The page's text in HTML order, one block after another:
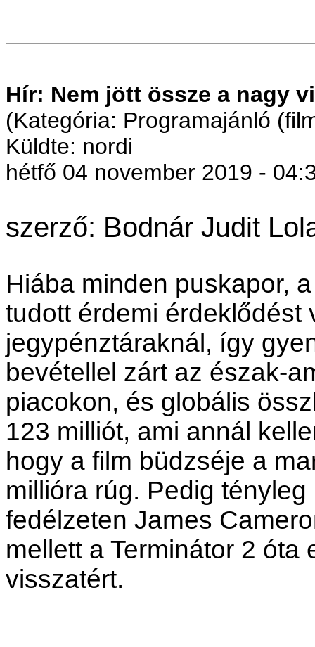
Hír: Nem jött össze a nagy
(Kategória: Programajánló
Küldte: nordi
hétfő 04 november 2019 -
szerző: Bodnár Judit
Hiába minden puskapor,
tudott érdemi érdeklődést
jegypénztáraknál, így
bevétellel zárt az észak-
piacokon, és globális
123 milliót, ami annál
hogy a film büdzséje a
millióra rúg. Pedig
fedélzeten James
mellett a Terminátor 2
visszatért.